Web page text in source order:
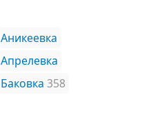
Аникеевка
Апрелевка
Баковка 358